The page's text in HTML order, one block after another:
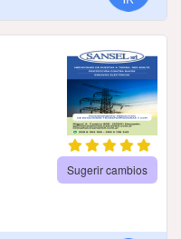
Sugerir cambios